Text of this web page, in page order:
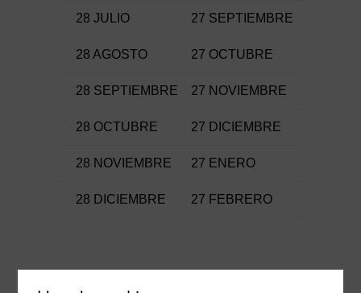
28 JULIO 27 SEPTIEMBRE
28 AGOSTO 27 OCTUBRE
28 SEPTIEMBRE 27 NOVIEMBRE
28 OCTUBRE 27 DICIEMBRE
28 NOVIEMBRE 27 ENERO
28 DICIEMBRE 27 FEBRERO